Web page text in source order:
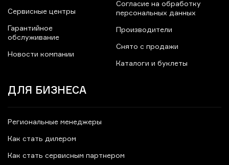
Сервисные центры
Гарантийное
обслуживание
Новости компании
Согласие на обработку
персональных данных
Производители
Снято с продажи
Каталоги и буклеты
ДЛЯ БИЗНЕСА
Региональные менеджеры
Как стать дилером
Как стать сервисным партнером